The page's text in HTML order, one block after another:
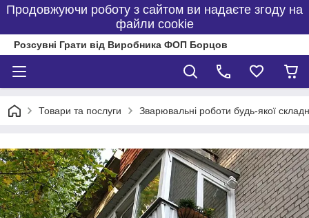
Продовжуючи роботу з сайтом ви надаєте згоду на
файли cookie
Розсувні Грати від Виробника ФОП Борцов
Товари та послуги Зварювальні роботи будь-якої